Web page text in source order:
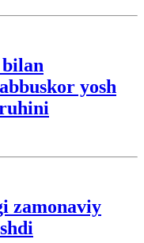
yosh
zamonaviy